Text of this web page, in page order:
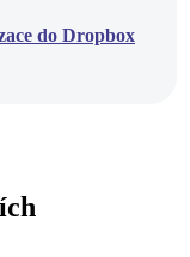
do Dropbox